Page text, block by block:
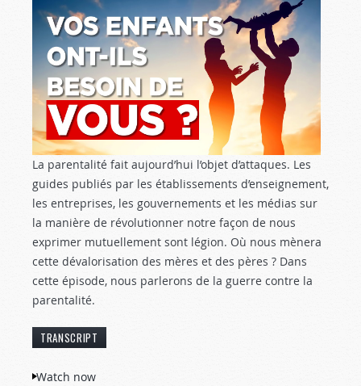
La parentalité fait aujourd’hui l’objet d’attaques. Les
guides publiés par les établissements d’enseignement,
les entreprises, les gouvernements et les médias sur
la manière de révolutionner notre façon de nous
exprimer mutuellement sont légion. Où nous mènera
cette dévalorisation des mères et des pères ? Dans
cette épisode, nous parlerons de la guerre contre la
parentalité.
TRANSCRIPT
[Le texte ci-dessous est l’adaptation de la
Watch now